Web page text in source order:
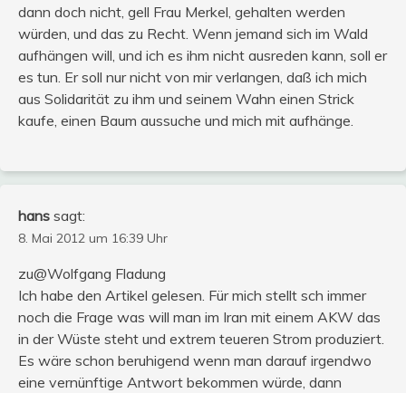
dann doch nicht, gell Frau Merkel, gehalten werden
würden, und das zu Recht. Wenn jemand sich im Wald
aufhängen will, und ich es ihm nicht ausreden kann, soll er
es tun. Er soll nur nicht von mir verlangen, daß ich mich
aus Solidarität zu ihm und seinem Wahn einen Strick
kaufe, einen Baum aussuche und mich mit aufhänge.
hans sagt:
8. Mai 2012 um 16:39 Uhr
zu@Wolfgang Fladung
Ich habe den Artikel gelesen. Für mich stellt sch immer
noch die Frage was will man im Iran mit einem AKW das
in der Wüste steht und extrem teueren Strom produziert.
Es wäre schon beruhigend wenn man darauf irgendwo
eine vernünftige Antwort bekommen würde, dann